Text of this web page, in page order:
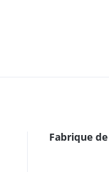
Fabrique